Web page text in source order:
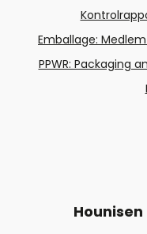
Emballage:
PPWR: Packaging